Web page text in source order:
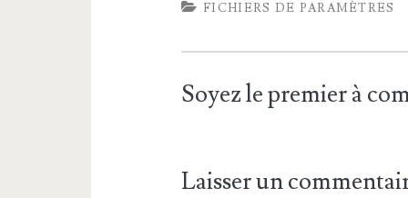
FICHIERS DE PARAMÈTRES
Soyez le premier à
Laisser un